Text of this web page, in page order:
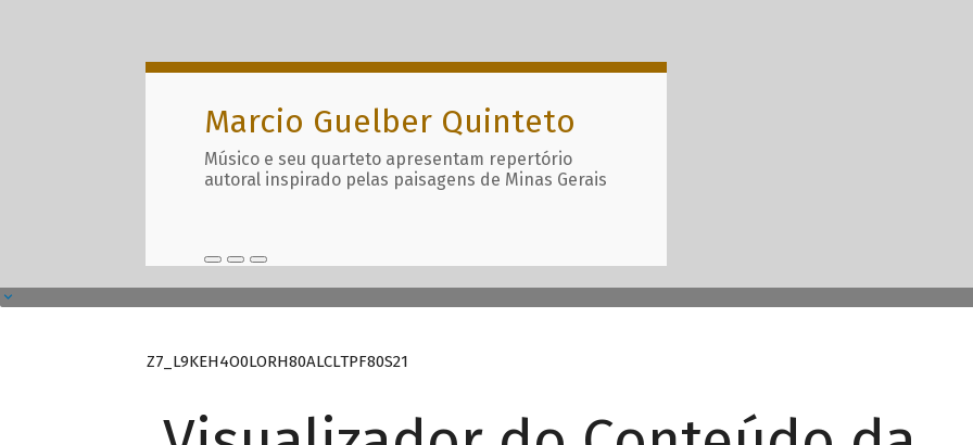
Marcio Guelber Quinteto
Músico e seu quarteto apresentam repertório
autoral inspirado pelas paisagens de Minas Gerais
Z7_L9KEH4O0LORH80ALCLTPF80S21